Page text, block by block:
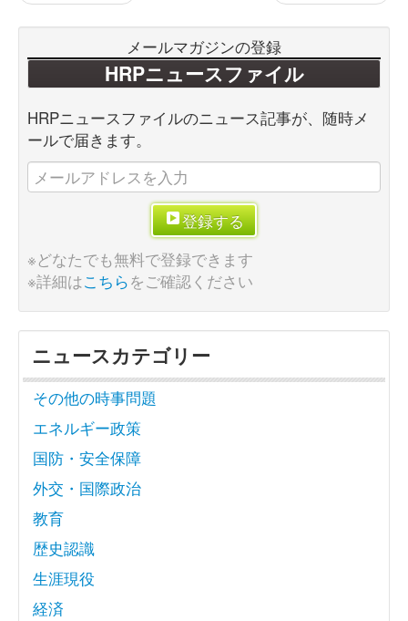
メールマガジンの登録
HRPニュースファイル
HRPニュースファイルのニュース記事が、随時メ
ールで届きます。
登録する
※どなたでも無料で登録できます
※詳細はこちらをご確認ください
ニュースカテゴリー
その他の時事問題
エネルギー政策
国防・安全保障
外交・国際政治
教育
歴史認識
生涯現役
経済